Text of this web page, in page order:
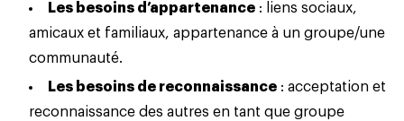
Les besoins d’appartenance : liens sociaux,
amicaux et familiaux, appartenance à un groupe/une
communauté.
Les besoins de reconnaissance : acceptation et
reconnaissance des autres en tant que groupe